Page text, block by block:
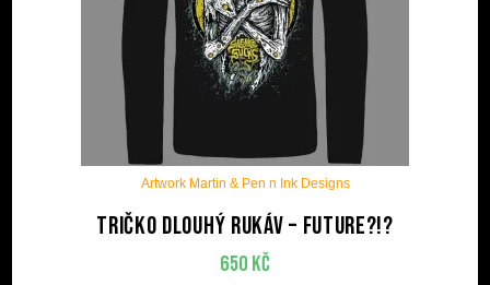
Artwork Martin & Pen n Ink Designs
Tričko dlouhý rukáv – Future?!?
650 Kč